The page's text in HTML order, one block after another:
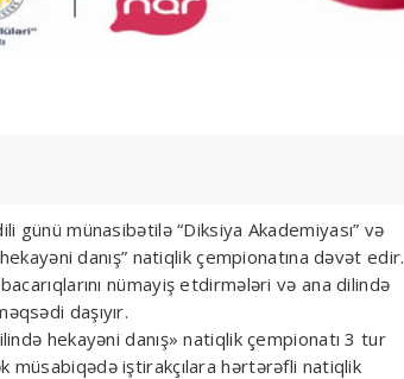
günü münasibətilə “Diksiya Akademiyası” və
danış” natiqlik çempionatına dəvət edir.
nümayiş etdirmələri və ana dilində
daşıyır.
hekayəni danış» natiqlik çempionatı 3 tur
müsabiqədə iştirakçılara hərtərəfli natiqlik